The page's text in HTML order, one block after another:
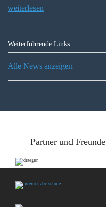
weiterlesen
Weiterführende Links
Alle News anzeigen
Partner und Freunde